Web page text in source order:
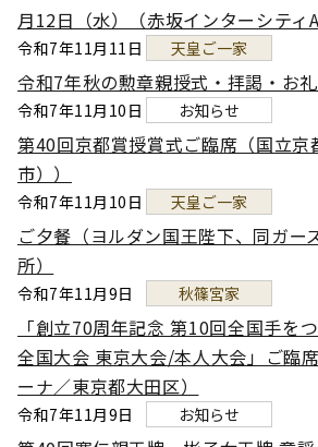
月12日（水）（赤坂インターシティ
令和7年11月11日 天皇ご一家
令和7年秋の勲章親授式・拝謁・お礼
令和7年11月10日 お知らせ
第40回京都賞授賞式ご臨席（国立京
市））
令和7年11月10日 天皇ご一家
ご夕餐（ヨルダン国王陛下、同ガー
所）
令和7年11月9日 秋篠宮家
「創立70周年記念 第10回全国手を
全国大会 東京大会/本人大会」ご臨
ーナ／東京都大田区）
令和7年11月9日 お知らせ